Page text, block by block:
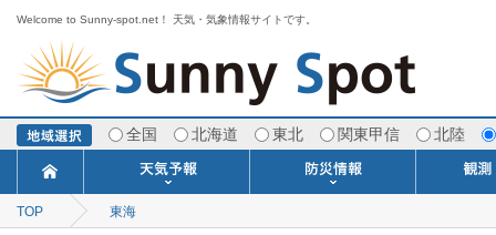
Welcome to Sunny-spot.net！ 天気・気象情報サイトです。
全国 北海道 東北 関東甲信 北陸
今日明日の天気
ポイント予報
週間天気予報
寒・暖候期予報
TOP 東海